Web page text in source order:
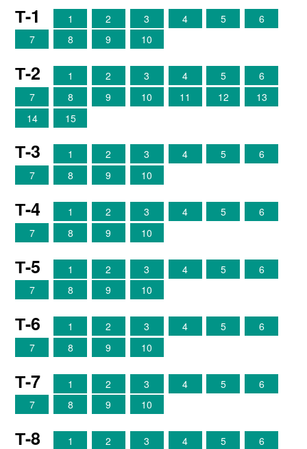
Т-1 1 2 3 4 5
6
7
8 9 10
Т-2 1 2 3 4 5
6
7
8 9 10 11 12
13
14
15
Т-3 1 2 3 4 5
6
7
8 9 10
Т-4 1 2 3 4 5
6
7
8 9 10
Т-5 1 2 3 4 5
6
7
8 9 10
Т-6 1 2 3 4 5
6
7
8 9 10
Т-7 1 2 3 4 5
6
7
8 9 10
Т-8 1 2 3 4 5 6